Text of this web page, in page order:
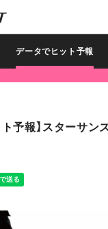
データでヒット予報
予報】スターサン